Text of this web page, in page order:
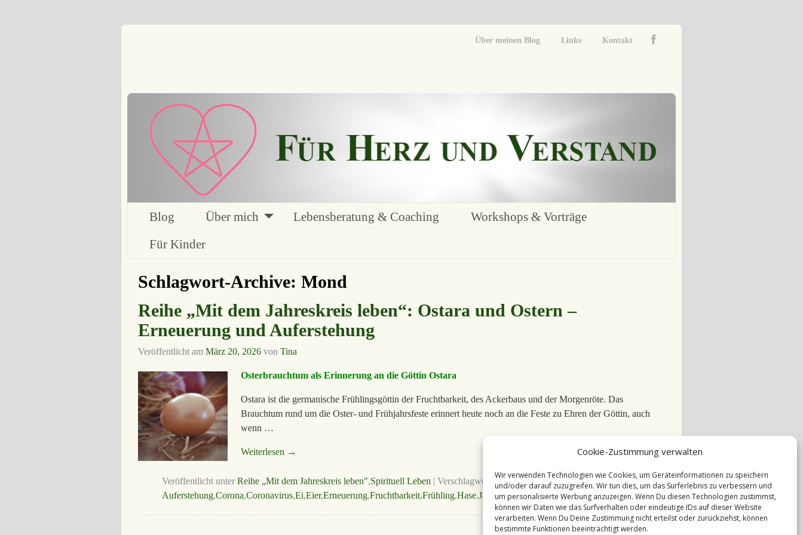
Cookie-Zustimmung verwalten
Wir verwenden Technologien wie Cookies, um Geräteinformationen zu speichern
und/oder darauf zuzugreifen. Wir tun dies, um das Surferlebnis zu verbessern und
um personalisierte Werbung anzuzeigen. Wenn Du diesen Technologien zustimmst,
können wir Daten wie das Surfverhalten oder eindeutige IDs auf dieser Website
verarbeiten. Wenn Du Deine Zustimmung nicht erteilst oder zurückziehst, können
bestimmte Funktionen beeinträchtigt werden.
Über meinen Blog Links Kontakt
Blog Über mich Lebensberatung & Coaching
Workshops & Vorträge
Für Kinder
Schlagwort-Archive:Mond
Reihe „Mit dem Jahreskreis leben“: Ostara und Ostern –
Erneuerung und Auferstehung
Veröffentlicht amMärz 20, 2026 vonTina
Osterbrauchtum als Erinnerung an die Göttin Ostara
Ostara ist die germanische Frühlingsgöttin der Fruchtbarkeit, des Ackerbaus und der Morgenröte. Das
Brauchtum rund um die Oster- und Frühjahrsfeste erinnert heute noch an die Feste zu Ehren der Göttin, auch
wenn …
Weiterlesen →
Veröffentlicht unter Reihe „Mit dem Jahreskreis leben",Spirituell Leben |Verschlagwortet mit
Auferstehung,Corona,Coronavirus,Ei,Eier,Erneuerung,Fruchtbarkeit,Frühling,Hase,Jahreskreis,Leben,Mond,Ostara,Osterfest ,Ostern